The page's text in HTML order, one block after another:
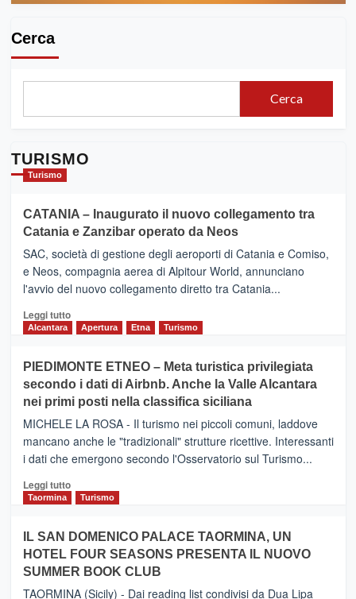
Cerca
Cerca
TURISMO
Turismo
CATANIA – Inaugurato il nuovo collegamento tra
Catania e Zanzibar operato da Neos
SAC, società di gestione degli aeroporti di Catania e Comiso,
e Neos, compagnia aerea di Alpitour World, annunciano
l'avvio del nuovo collegamento diretto tra Catania...
Leggi tuttoLeggi
CATANIA
–
Inaugurato
il
nuovo
collegamento
tra
e
Zanzibar
da
Neos
Alcantara Apertura Etna Turismo
PIEDIMONTE ETNEO – Meta turistica privilegiata
secondo i dati di Airbnb. Anche la Valle Alcantara
nei primi posti nella classifica siciliana
MICHELE LA ROSA - Il turismo nei piccoli comuni, laddove
mancano anche le "tradizionali" strutture ricettive. Interessanti
i dati che emergono secondo l'Osservatorio sul Turismo...
Leggi tuttoLeggi
PIEDIMONTE
ETNEO
–
Meta
Taormina Turismo
IL SAN DOMENICO PALACE TAORMINA, UN
HOTEL FOUR SEASONS PRESENTA IL NUOVO
SUMMER BOOK CLUB
TAORMINA (Sicily) - Dai reading list condivisi da Dua Lipa